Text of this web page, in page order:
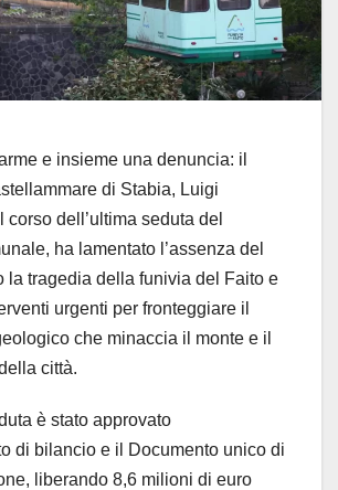
e insieme una denuncia: il
di Stabia, Luigi
dell’ultima seduta del
ha lamentato l’assenza del
la tragedia della funivia del Faito e
urgenti per fronteggiare il
che minaccia il monte e il
città.
è stato approvato
di bilancio e il Documento unico di
liberando 8,6 milioni di euro